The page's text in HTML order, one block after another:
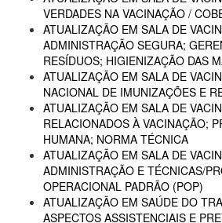
VERDADES NA VACINAÇÃO /
ATUALIZAÇÃO EM SALA DE
ADMINISTRAÇÃO SEGURA;
RESÍDUOS; HIGIENIZAÇÃO DAS
ATUALIZAÇÃO EM SALA DE
NACIONAL DE IMUNIZAÇÕES E
ATUALIZAÇÃO EM SALA DE
RELACIONADOS À VACINAÇÃO;
HUMANA; NORMA TÉCNICA
ATUALIZAÇÃO EM SALA DE
ADMINISTRAÇÃO E TÉCNICAS/
OPERACIONAL PADRÃO (POP)
ATUALIZAÇÃO EM SAÚDE DO
ASPECTOS ASSISTENCIAIS E